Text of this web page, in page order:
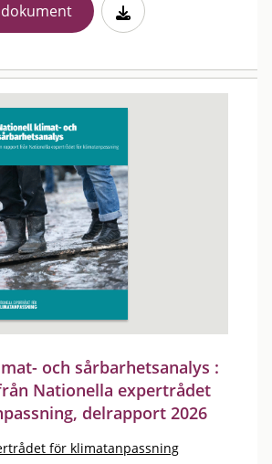
och sårbarhetsanalys :
Nationella expertrådet
delrapport 2026
för klimatanpassning